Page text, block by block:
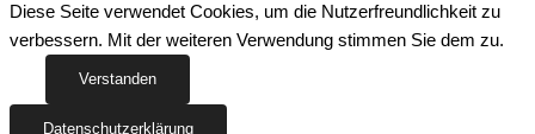
Diese Seite verwendet Cookies, um die Nutzerfreundlichkeit zu
verbessern. Mit der weiteren Verwendung stimmen Sie dem zu.
Verstanden
Datenschutzerklärung